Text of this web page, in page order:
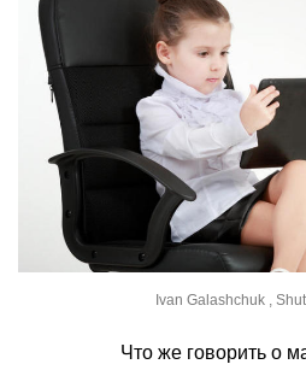
Ivan Galashchuk ,
Что же говорить о